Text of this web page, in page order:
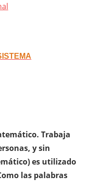
Trabaja
y sin
es utilizado
las palabras